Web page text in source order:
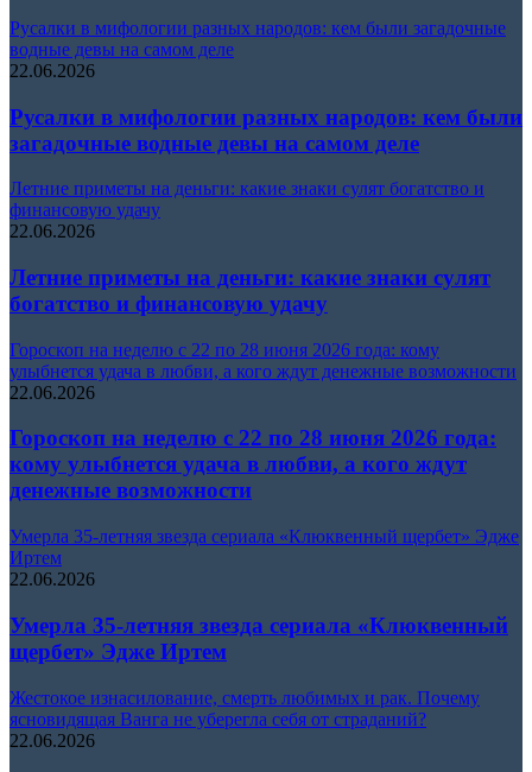
Русалки в мифологии разных народов: кем были загадочные
водные девы на самом деле
22.06.2026
Русалки в мифологии разных народов: кем были
загадочные водные девы на самом деле
Летние приметы на деньги: какие знаки сулят богатство и
финансовую удачу
22.06.2026
Летние приметы на деньги: какие знаки сулят
богатство и финансовую удачу
Гороскоп на неделю с 22 по 28 июня 2026 года: кому
улыбнется удача в любви, а кого ждут денежные возможности
22.06.2026
Гороскоп на неделю с 22 по 28 июня 2026 года:
кому улыбнется удача в любви, а кого ждут
денежные возможности
Умерла 35-летняя звезда сериала «Клюквенный щербет» Эдже
Иртем
22.06.2026
Умерла 35-летняя звезда сериала «Клюквенный
щербет» Эдже Иртем
Жестокое изнасилование, смерть любимых и рак. Почему
ясновидящая Ванга не уберегла себя от страданий?
22.06.2026